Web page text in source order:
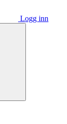
Logg inn